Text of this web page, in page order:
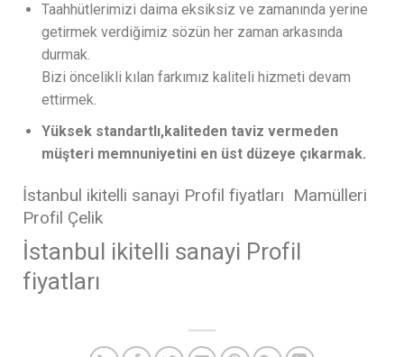
Taahhütlerimizi daima eksiksiz ve zamanında yerine
getirmek verdiğimiz sözün her zaman arkasında
durmak.
Bizi öncelikli kılan farkımız kaliteli hizmeti devam
ettirmek.
Yüksek standartlı,kaliteden taviz vermeden
müşteri memnuniyetini en üst düzeye çıkarmak.
İstanbul ikitelli sanayi Profil fiyatları Mamülleri
Profil Çelik
İstanbul ikitelli sanayi Profil
fiyatları